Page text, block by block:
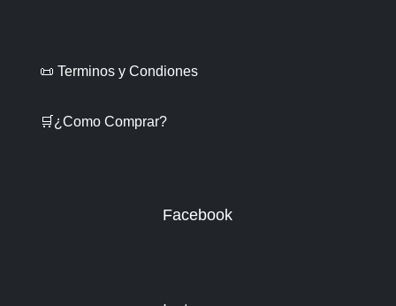
📜 Terminos y Condiones
🛒¿Como Comprar?
Facebook